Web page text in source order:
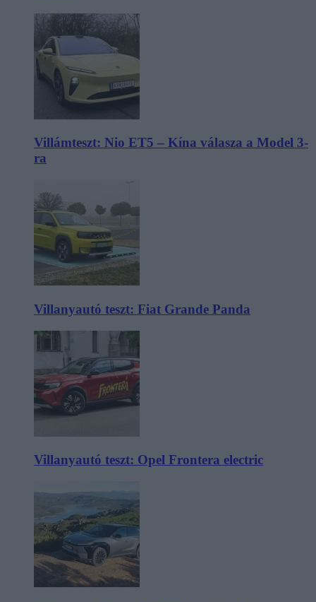
Villámteszt: Nio ET5 – Kína válasza a Model 3-
ra
Villanyautó teszt: Fiat Grande Panda
Villanyautó teszt: Opel Frontera electric